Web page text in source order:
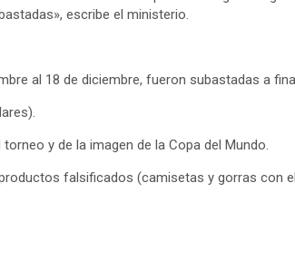
escribe el ministerio.
al 18 de diciembre, fueron subastadas a
y de la imagen de la Copa del Mundo.
falsificados (camisetas y gorras con